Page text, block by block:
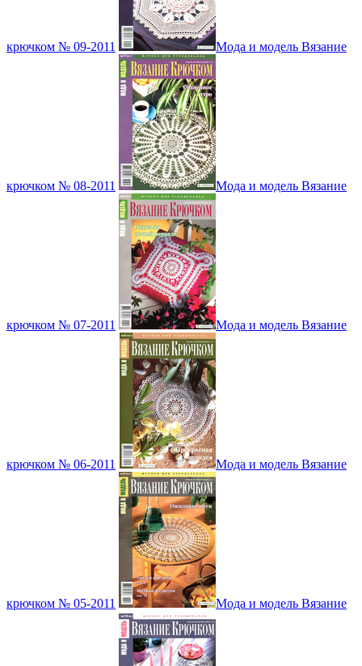
крючком № 09-2011 Мода и модель Вязание
крючком № 08-2011 Мода и модель Вязание
крючком № 07-2011 Мода и модель Вязание
крючком № 06-2011 Мода и модель Вязание
крючком № 05-2011 Мода и модель Вязание